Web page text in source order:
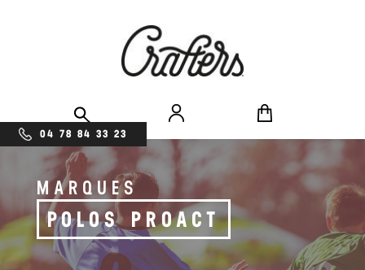
04 78 84 33 23
MARQUES
POLOS PROACT